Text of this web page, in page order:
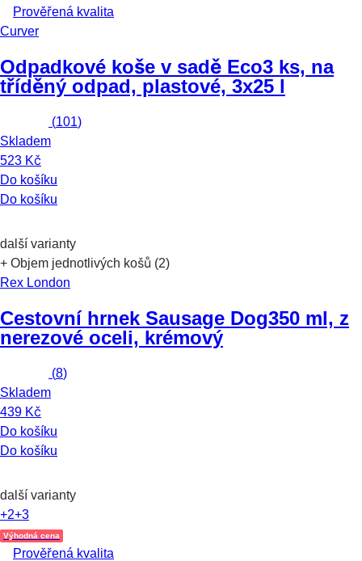
Prověřená kvalita
Curver
Odpadkové koše v sadě Eco3 ks, na
tříděný odpad, plastové, 3x25 l
(101)
Skladem
523 Kč
Do košíku
Do košíku
další varianty
+ Objem jednotlivých košů (2)
Rex London
Cestovní hrnek Sausage Dog350 ml, z
nerezové oceli, krémový
(8)
Skladem
439 Kč
Do košíku
Do košíku
další varianty
+2+3
Výhodná cena
Prověřená kvalita